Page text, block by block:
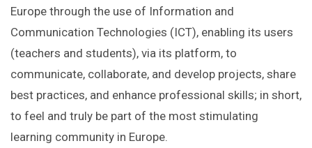
Europe through the use of Information and
Communication Technologies (ICT), enabling its users
(teachers and students), via its platform, to
communicate, collaborate, and develop projects, share
best practices, and enhance professional skills; in short,
to feel and truly be part of the most stimulating
learning community in Europe.